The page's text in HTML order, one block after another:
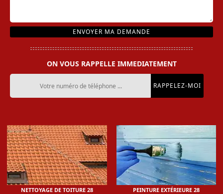
ON VOUS RAPPELLE IMMEDIATEMENT
NETTOYAGE DE TOITURE 28 PEINTURE EXTÉRIEURE 28